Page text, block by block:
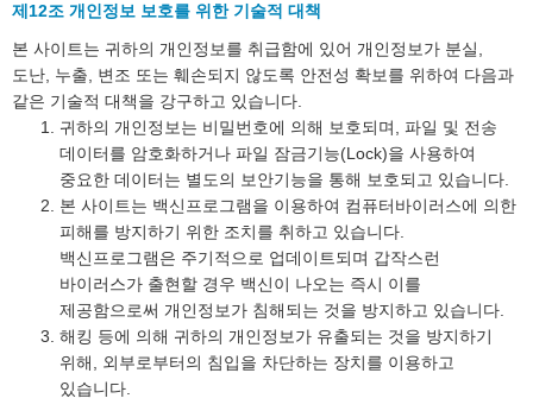
제12조 개인정보 보호를 위한 기술적 대책
본 사이트는 귀하의 개인정보를 취급함에 있어 개인정보가 분실,
도난, 누출, 변조 또는 훼손되지 않도록 안전성 확보를 위하여 다음과
같은 기술적 대책을 강구하고 있습니다.
귀하의 개인정보는 비밀번호에 의해 보호되며, 파일 및 전송
데이터를 암호화하거나 파일 잠금기능(Lock)을 사용하여
중요한 데이터는 별도의 보안기능을 통해 보호되고 있습니다.
본 사이트는 백신프로그램을 이용하여 컴퓨터바이러스에 의한
피해를 방지하기 위한 조치를 취하고 있습니다.
백신프로그램은 주기적으로 업데이트되며 갑작스런
바이러스가 출현할 경우 백신이 나오는 즉시 이를
제공함으로써 개인정보가 침해되는 것을 방지하고 있습니다.
해킹 등에 의해 귀하의 개인정보가 유출되는 것을 방지하기
위해, 외부로부터의 침입을 차단하는 장치를 이용하고
있습니다.